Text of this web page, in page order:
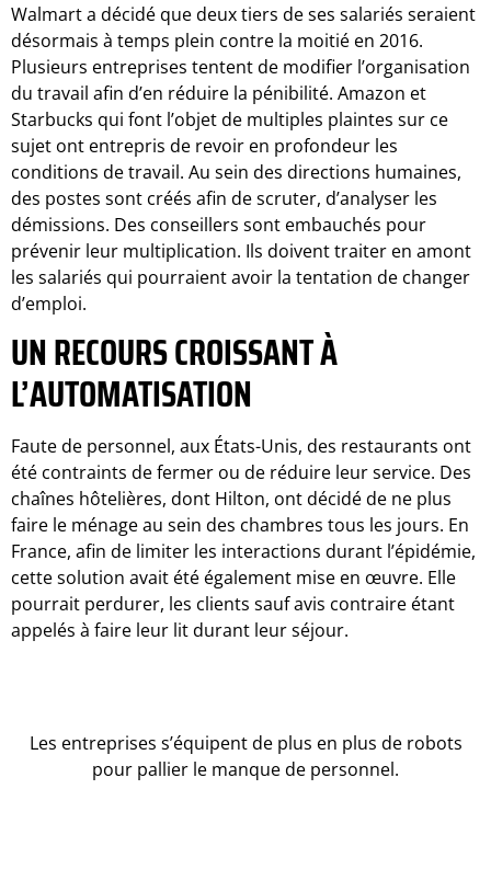
Walmart a décidé que deux tiers de ses salariés seraient
désormais à temps plein contre la moitié en 2016.
Plusieurs entreprises tentent de modifier l’organisation
du travail afin d’en réduire la pénibilité. Amazon et
Starbucks qui font l’objet de multiples plaintes sur ce
sujet ont entrepris de revoir en profondeur les
conditions de travail. Au sein des directions humaines,
des postes sont créés afin de scruter, d’analyser les
démissions. Des conseillers sont embauchés pour
prévenir leur multiplication. Ils doivent traiter en amont
les salariés qui pourraient avoir la tentation de changer
d’emploi.
UN RECOURS CROISSANT À
L’AUTOMATISATION
Faute de personnel, aux États-Unis, des restaurants ont
été contraints de fermer ou de réduire leur service. Des
chaînes hôtelières, dont Hilton, ont décidé de ne plus
faire le ménage au sein des chambres tous les jours. En
France, afin de limiter les interactions durant l’épidémie,
cette solution avait été également mise en œuvre. Elle
pourrait perdurer, les clients sauf avis contraire étant
appelés à faire leur lit durant leur séjour.
Les entreprises s’équipent de plus en plus de robots
pour pallier le manque de personnel.